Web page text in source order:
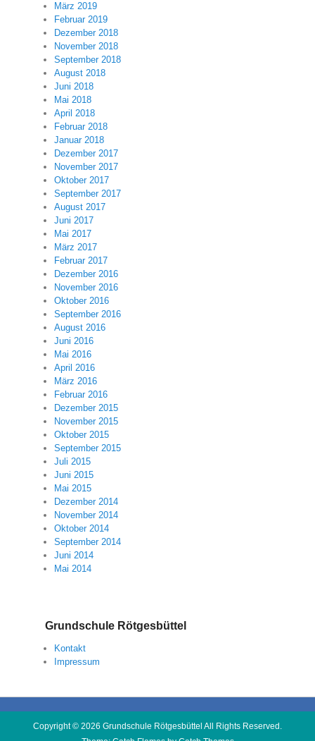
März 2019
Februar 2019
Dezember 2018
November 2018
September 2018
August 2018
Juni 2018
Mai 2018
April 2018
Februar 2018
Januar 2018
Dezember 2017
November 2017
Oktober 2017
September 2017
August 2017
Juni 2017
Mai 2017
März 2017
Februar 2017
Dezember 2016
November 2016
Oktober 2016
September 2016
August 2016
Juni 2016
Mai 2016
April 2016
März 2016
Februar 2016
Dezember 2015
November 2015
Oktober 2015
September 2015
Juli 2015
Juni 2015
Mai 2015
Dezember 2014
November 2014
Oktober 2014
September 2014
Juni 2014
Mai 2014
Grundschule Rötgesbüttel
Kontakt
Impressum
Copyright © 2026 Grundschule Rötgesbüttel All Rights Reserved.